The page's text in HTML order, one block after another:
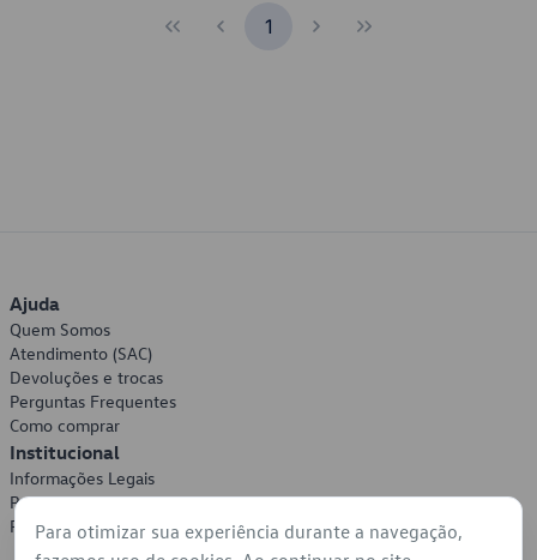
1
Ajuda
Quem Somos
Atendimento (SAC)
Devoluções e trocas
Perguntas Frequentes
Como comprar
Institucional
Informações Legais
Política de Privacidade
Política de Cookies
Para otimizar sua experiência durante a navegação,